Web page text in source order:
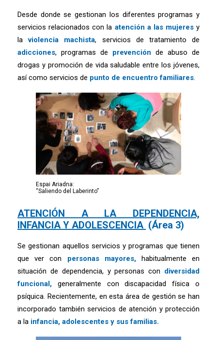
Desde donde se gestionan los diferentes programas y
servicios relacionados con la atención a las mujeresy
laviolencia machista, servicios de tratamiento de
adicciones, programas de prevención de abuso de
drogas y promoción de vida saludable entre los jóvenes,
así como servicios de punto de encuentro familiares.
Espai Ariadna:
“Saliendo del Laberinto”
ATENCIÓN A LA DEPENDENCIA,
INFANCIA Y ADOLESCENCIA (Área 3)
Se gestionan aquellos servicios y programas que tienen
que ver con personas mayores, habitualmente en
situación de dependencia, y personas con diversidad
funcional, generalmente con discapacidad física o
psíquica. Recientemente, en esta área de gestión se han
incorporado también servicios de atención y protección
a la infancia, adolescentes y sus familias.